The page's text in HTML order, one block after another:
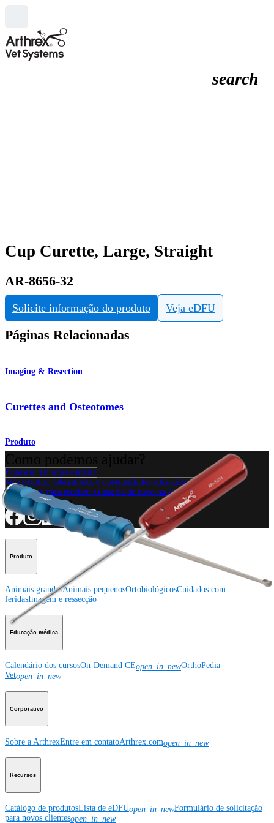
search
Cup Curette, Large, Straight
AR-8656-32
Solicite informação do produto Veja eDFU
Páginas Relacionadas
Imaging & Resection
Curettes and Osteotomes
Produto
Contacte um representante
Veja eventos, laboratórios e oportunidades educacionais
Inscreva-se para receber: O que há de novo na Arthrex?
Conecte-se conosco
Produto
Animais grandesAnimais pequenosOrtobiológicosCuidados com
feridasImagem e ressecção
Educação médica
Calendário dos cursosOn-Demand CEopen_in_newOrthoPedia
Vetopen_in_new
Corporativo
Sobre a ArthrexEntre em contatoArthrex.comopen_in_new
Recursos
Catálogo de produtosLista de eDFUopen_in_newFormulário de solicitação
para novos clientesopen_in_new